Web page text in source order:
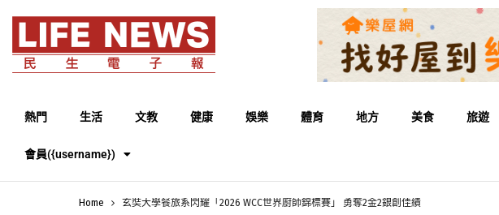
熱門 生活 文教 健康 娛樂 體育 地方 美食 旅遊
會員({username})
Home 玄奘大學餐旅系閃耀「2026 WCC世界廚師錦標賽」 勇奪2金2銀創佳績